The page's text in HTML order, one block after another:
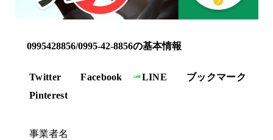
0995428856/0995-42-8856の基本情報
Twitter Facebook LINE
ブックマーク
Pinterest
事業者名